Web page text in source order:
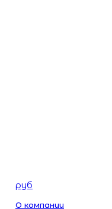
руб
О компании